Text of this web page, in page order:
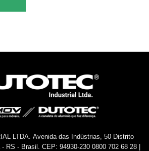
LTDA. Avenida das Indústrias, 50 Distrito
RS - Brasil. CEP: 94930-230 0800 702 68 28 |